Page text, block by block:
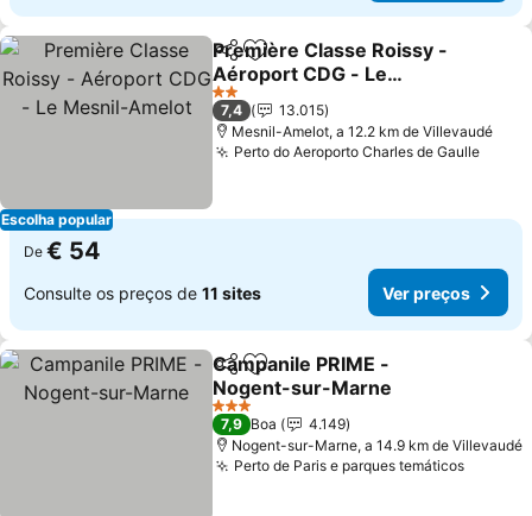
Escolha popular
PartilharAdicionar aos favoritos
Première Classe Roissy -
Aéroport CDG - Le
Mesnil-Amelot
2 Estrelas
7,4
13.015
Mesnil-Amelot, a 12.2 km de Villevaudé
Perto do Aeroporto Charles de Gaulle
De € 54
Consulte os preços de 11 sites Ver preços
PartilharAdicionar aos favoritos
Campanile PRIME -
Nogent-sur-Marne
3 Estrelas
7,9 Boa
4.149
Nogent-sur-Marne, a 14.9 km de Villevaudé
Perto de Paris e parques temáticos